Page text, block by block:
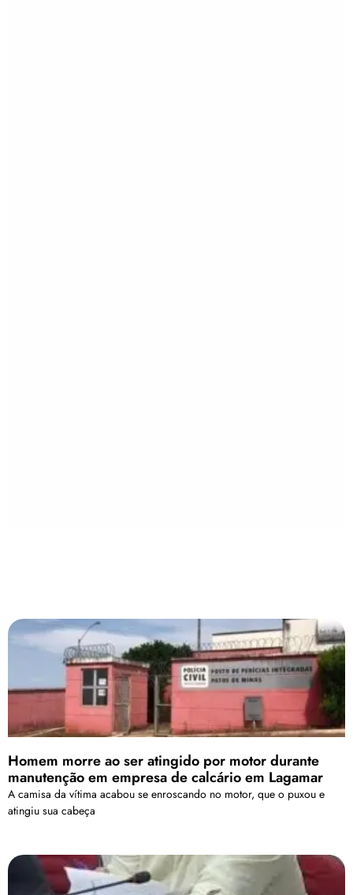
Homem morre ao ser atingido por motor durante
manutenção em empresa de calcário em Lagamar
A camisa da vítima acabou se enroscando no motor, que o puxou e
atingiu sua cabeça